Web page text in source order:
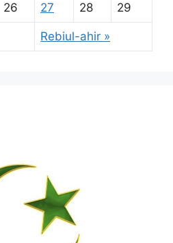
Rebiul-ahir »
26 27 28 29